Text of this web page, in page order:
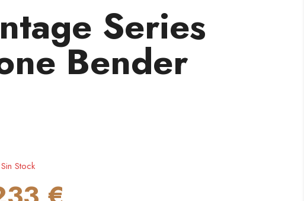
Series
Bender
Sin Stock